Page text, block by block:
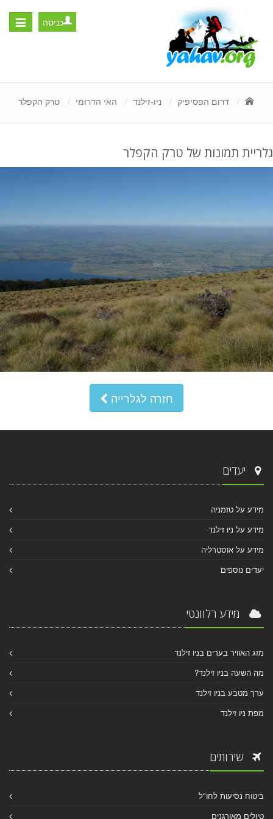
Toggle
כניסה
דרום הפסיפיק ניו-זילנד האי הדרומי טרק הקפלר
גלריית תמונות של טרק הקפלר
חזרה לגלרייה
יעדים
מידע על טזמניה
מידע על ניו זילנד
מידע על אוסטרליה
יעדים נוספים
מידע רלוונטי
מזג האוויר בערים בניו זילנד
מה השעה בניו זילנד?
ערך מטבע בניו זילנד
מפת ניו זילנד
שירותים
ביטוח נסיעות לחו"ל
טיולים מאורגנים